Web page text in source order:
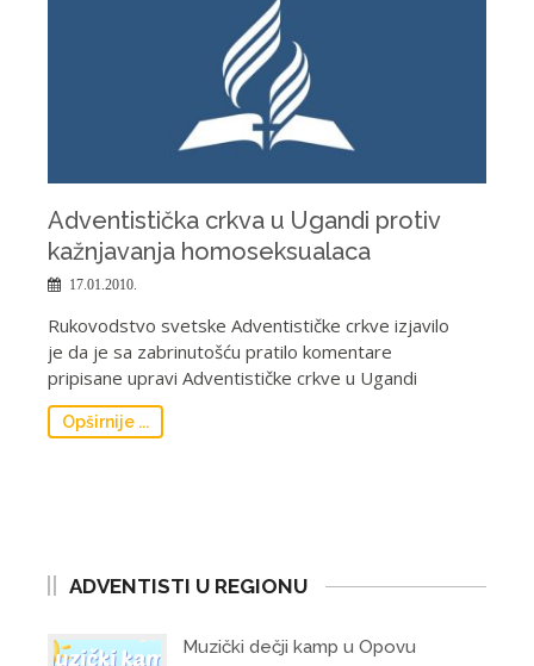
Adventistička crkva u Ugandi protiv
kažnjavanja homoseksualaca
17.01.2010.
Rukovodstvo svetske Adventističke crkve izjavilo
je da je sa zabrinutošću pratilo komentare
pripisane upravi Adventističke crkve u Ugandi
Opširnije ...
ADVENTISTI U REGIONU
Muzički dečji kamp u Opovu